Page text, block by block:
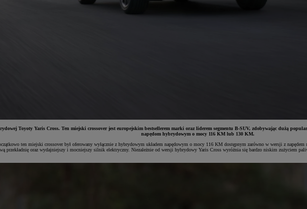
Toyoty Yaris Cross. Ten miejski crossover jest europejskim bestsellerem marki oraz liderem segmentu B-SUV, zdobywając dużą
napędom hybrydowym o mocy 116 KM lub 130 KM.
ten miejski crossover był oferowany wyłącznie z hybrydowym układem napędowym o mocy 116 KM dostępnym zarówno w wersji z
przekładnię oraz wydajniejszy i mocniejszy silnik elektryczny. Niezależnie od wersji hybrydowy Yaris Cross wyróżnia się bardzo niskim zużyciem